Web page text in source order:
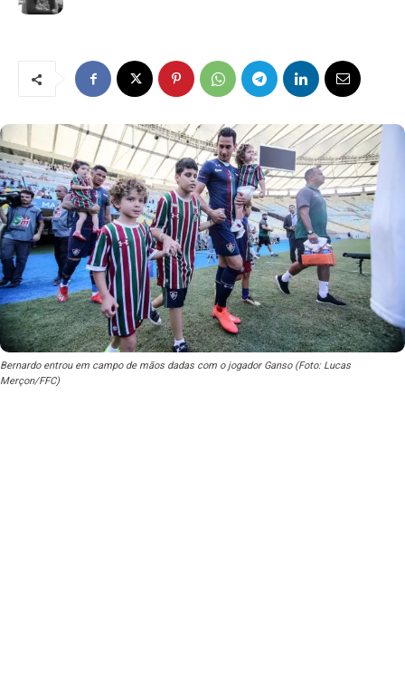
Bernardo entrou em campo de mãos dadas com o jogador Ganso (Foto: Lucas
Merçon/FFC)